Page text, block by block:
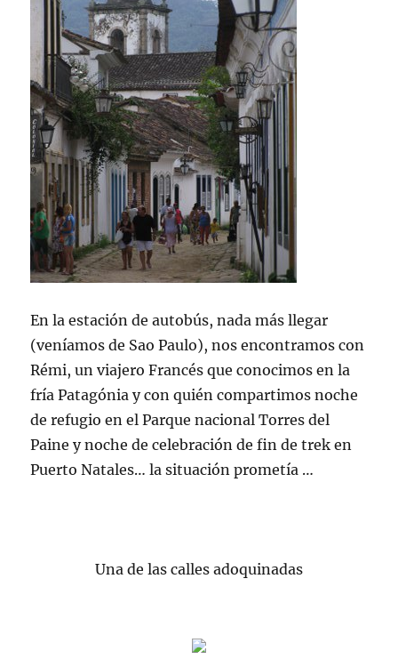
En la estación de autobús, nada más llegar
(veníamos de SaoPaulo), nos encontramos con
Rémi, un viajero Francés que conocimos en la
fríaPatagónia y con quién compartimos noche
de refugio en el Parque nacional Torres del
Paine y noche de celebración de fin detrek en
Puerto Natales… la situación prometía …
Una de las calles adoquinadas